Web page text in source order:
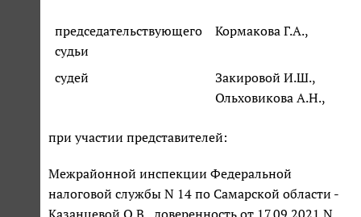
председательствующего
судьи
Кормакова Г.А.,
судей
Закировой И.Ш.,
Ольховикова А.Н.,
при участии представителей:
Межрайонной инспекции Федеральной
налоговой службы N 14 по Самарской области -
Казанцевой О.В., доверенность от 17.09.2021 N